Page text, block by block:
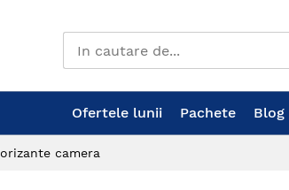
Ofertele lunii Pachete Blog
camera